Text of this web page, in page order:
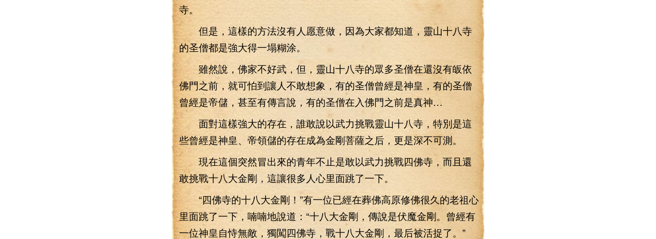
寺。
但是，這樣的方法沒有人愿意做，因為大家都知道，靈山十八寺
的圣僧都是強大得一塌糊涂。
雖然說，佛家不好武，但，靈山十八寺的眾多圣僧在還沒有皈依
佛門之前，就可怕到讓人不敢想象，有的圣僧曾經是神皇，有的圣僧
曾經是帝儲，甚至有傳言說，有的圣僧在入佛門之前是真神…
面對這樣強大的存在，誰敢說以武力挑戰靈山十八寺，特別是這
些曾經是神皇、帝領儲的存在成為金剛菩薩之后，更是深不可測。
現在這個突然冒出來的青年不止是敢以武力挑戰四佛寺，而且還
敢挑戰十八大金剛，這讓很多人心里面跳了一下。
“四佛寺的十八大金剛！”有一位已經在葬佛高原修佛很久的老祖心
里面跳了一下，喃喃地說道：“十八大金剛，傳說是伏魔金剛。曾經有
一位神皇自恃無敵，獨闖四佛寺，戰十八大金剛，最后被活捉了。”